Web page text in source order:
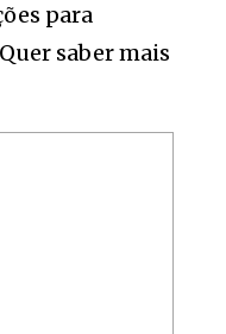
para
saber mais